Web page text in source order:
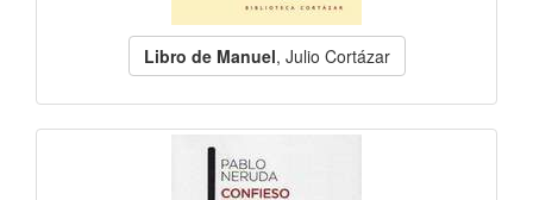
Libro de Manuel, Julio Cortázar